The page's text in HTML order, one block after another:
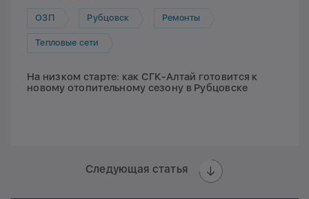
ОЗП Рубцовск Ремонты
Тепловые сети
На низком старте: как СГК-Алтай готовится к
новому отопительному сезону в Рубцовске
Следующая статья